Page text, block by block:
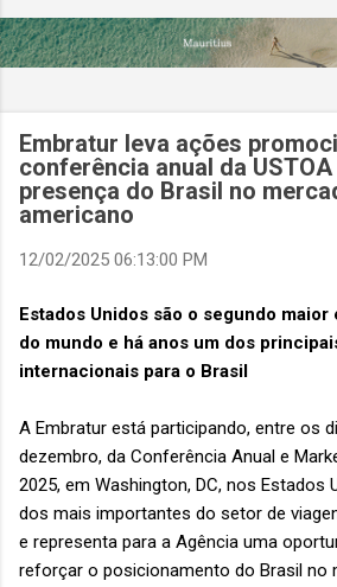
“Baggage IT Insights” de 2026 da SITA, a
desse importante estudo de referência
custa ao setor US$ 6,3 bilhões
extraviada acarreta um custo médio de
lucro líquido médio de apenas US$ 8 por
extraviada anula o lucro de mais de 30
Embratur leva ações
conferência anual da
presença do Brasil no
americano
12/02/2025 06:13:00 PM
Estados Unidos são o segundo
do mundo e há anos um dos
internacionais para o Brasil
A Embratur está participando, entre os
dezembro, da Conferência Anual e
2025, em Washington, DC, nos Estados
dos mais importantes do setor de
e representa para a Agência uma
reforçar o posicionamento do Brasil no